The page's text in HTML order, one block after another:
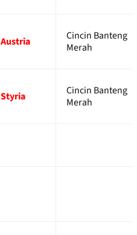
Austria
Cincin Banteng
Merah
Styria
Cincin Banteng
Merah